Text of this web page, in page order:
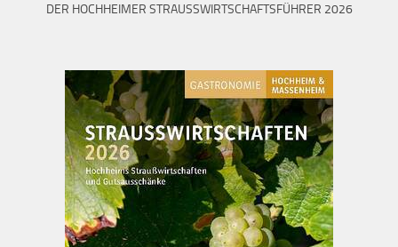
DER HOCHHEIMER STRAUSSWIRTSCHAFTSFÜHRER 2026